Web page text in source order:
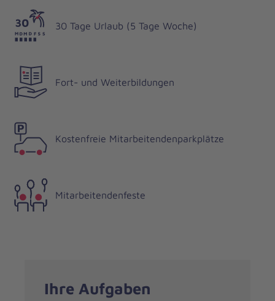
30 Tage Urlaub (5 Tage Woche)
Fort- und Weiterbildungen
Kostenfreie Mitarbeitendenparkplätze
Mitarbeitendenfeste
Ihre Aufgaben